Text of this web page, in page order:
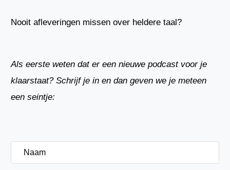
Nooit afleveringen missen over heldere taal?
Als eerste weten dat er een nieuwe podcast voor je
klaarstaat? Schrijf je in en dan geven we je meteen
een seintje:
Naam